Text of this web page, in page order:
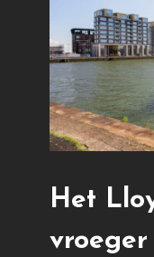
Het
vroeger